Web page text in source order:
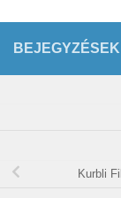
BEJEGYZÉSEK
Kurbli